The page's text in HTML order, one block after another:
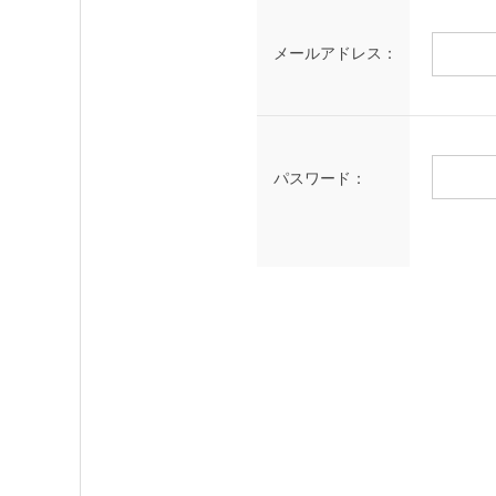
メールアドレス：
パスワード：